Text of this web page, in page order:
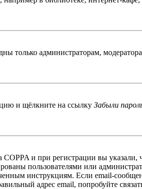
только администраторам,
и щёлкните на ссылку Забыли
и при регистрации вы указали,
пользователями или
инструкциям. Если email-
адрес email, попробуйте